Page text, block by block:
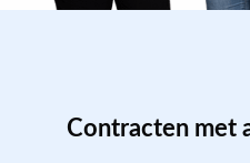
Contracten met